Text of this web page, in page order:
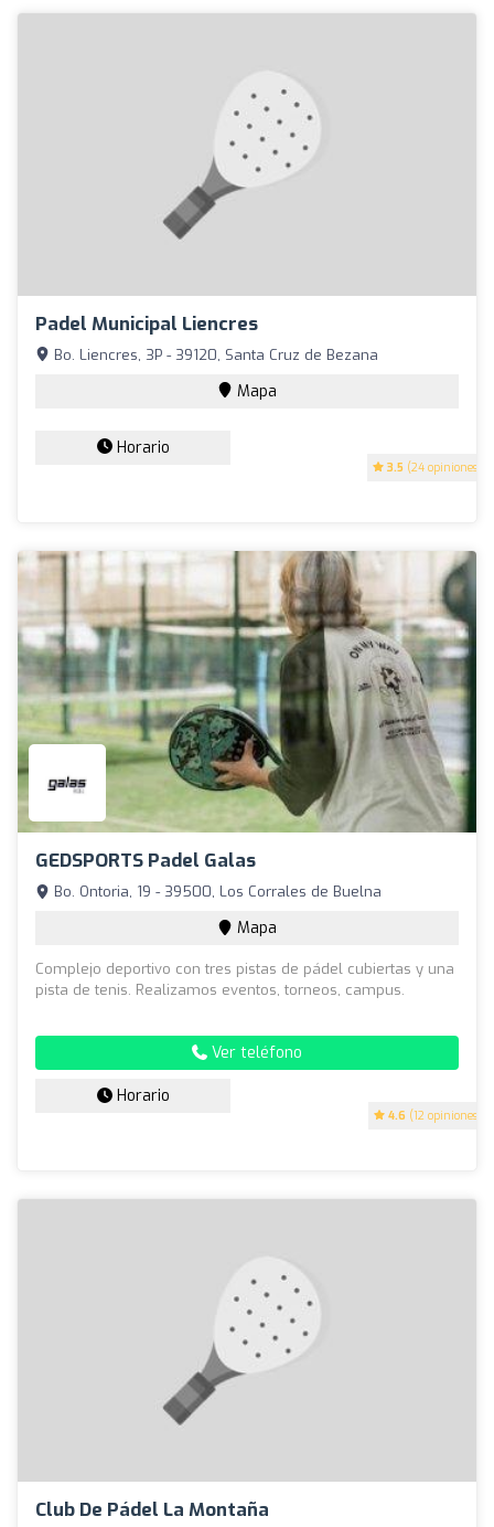
Padel Municipal Liencres
3.5 (24 opiniones)
Bo. Liencres, 3P - 39120, Santa Cruz de Bezana
Mapa
Horario
GEDSPORTS Padel Galas
4.6 (12 opiniones)
Bo. Ontoria, 19 - 39500, Los Corrales de Buelna
Mapa
Complejo deportivo con tres pistas de pádel cubiertas y una
pista de tenis. Realizamos eventos, torneos, campus.
Ver teléfono
Horario
Club De Pádel La Montaña